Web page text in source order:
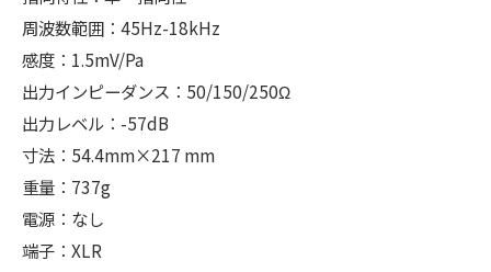
周波数範囲：45Hz-18kHz
感度：1.5mV/Pa
出力インピーダンス：50/150/250Ω
出力レベル：-57dB
寸法：54.4mm×217 mm
重量：737g
電源：なし
端子：XLR